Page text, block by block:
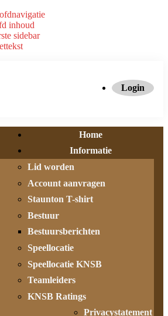
inhoud
sidebar
Login
Home
Informatie
Lid worden
Account aanvragen
Staunton T-shirt
Bestuur
Bestuursberichten
Speellocatie
Speellocatie KNSB
Teamleiders
KNSB Ratings
Privacystatement